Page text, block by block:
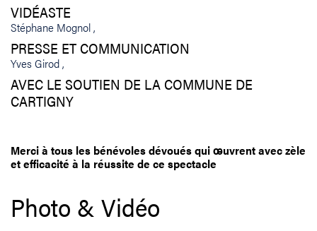
VIDÉASTE
Stéphane Mognol
PRESSE ET COMMUNICATION
Yves Girod
AVEC LE SOUTIEN DE LA COMMUNE DE
CARTIGNY
Merci à tous les bénévoles dévoués qui œuvrent avec zèle
et efficacité à la réussite de ce spectacle
Photo & Vidéo